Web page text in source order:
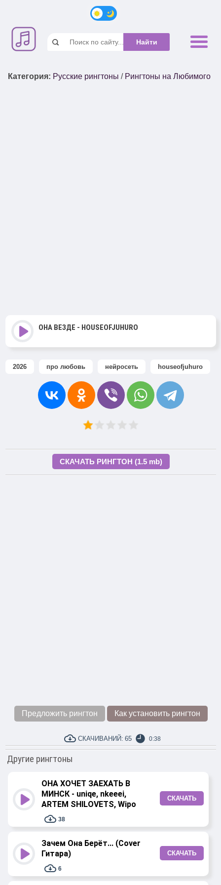
Категория: Русские рингтоны / Рингтоны на Любимого
ОНА ВЕЗДЕ - HOUSEOFJUHURO
2026 про любовь нейросеть houseofjuhuro
СКАЧАТЬ РИНГТОН (1.5 mb)
Предложить рингтон Как установить рингтон
СКАЧИВАНИЙ: 65 0:38
Другие рингтоны
ОНА ХОЧЕТ ЗАЕХАТЬ В
МИНСК - uniqe, nkeeei,
ARTEM SHILOVETS, Wipo
38
СКАЧАТЬ
Зачем Она Берёт... (Cover
Гитара)
6
СКАЧАТЬ